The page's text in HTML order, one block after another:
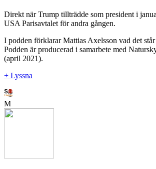
Direkt när Trump tillträdde som president i
USA Parisavtalet för andra gången.
I podden förklarar Mattias Axelsson vad det
Podden är producerad i samarbete med
(april 2021).
+ Lyssna
M